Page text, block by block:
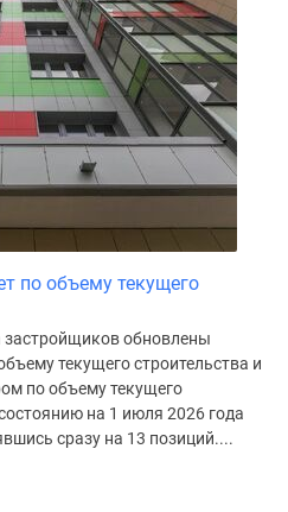
по объему текущего
застройщиков обновлены
текущего строительства и
по объему текущего
на 1 июля 2026 года
сразу на 13 позиций....